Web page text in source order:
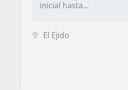
inicial hasta...
El Ejido